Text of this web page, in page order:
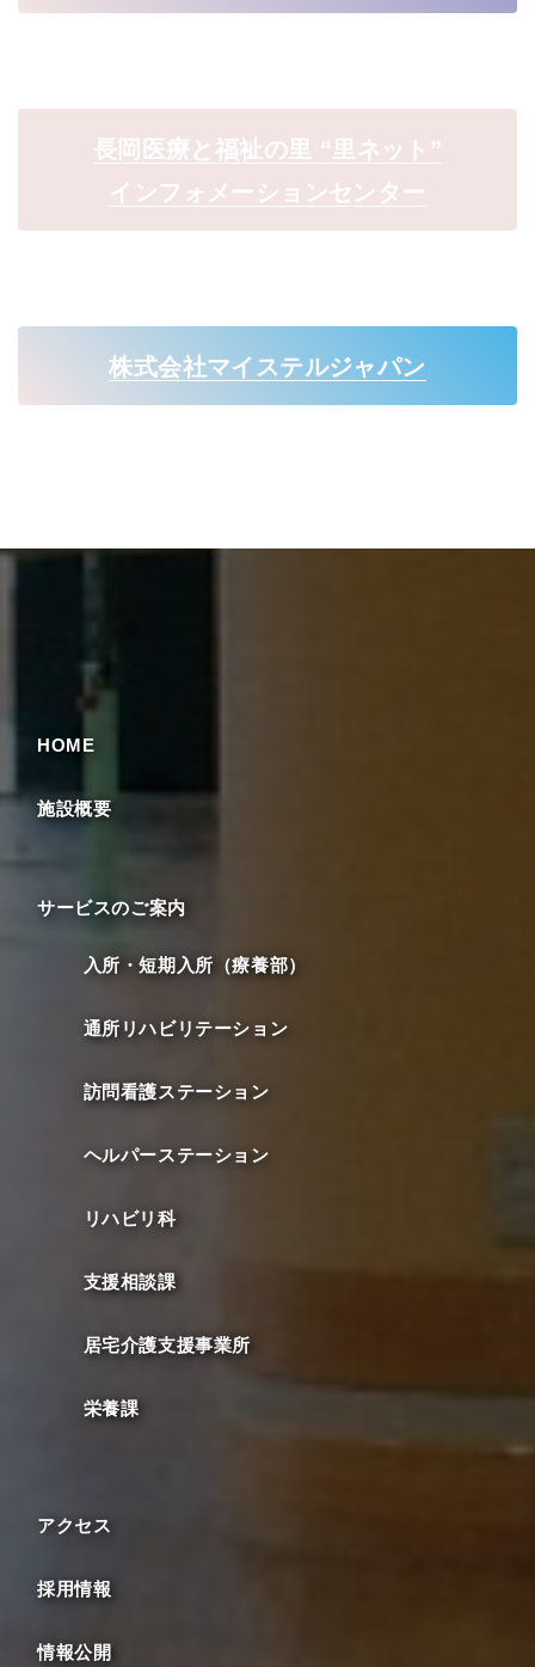
長岡医療と福祉の里 “里ネット”
インフォメーションセンター
株式会社マイステルジャパン
HOME
施設概要
サービスのご案内
入所・短期入所（療養部）
通所リハビリテーション
訪問看護ステーション
ヘルパーステーション
リハビリ科
支援相談課
居宅介護支援事業所
栄養課
アクセス
採用情報
情報公開